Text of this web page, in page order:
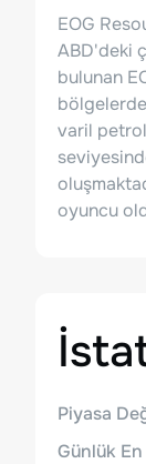
EOG
ABD'deki
bulunan
varil
oyuncu
Piyasa
Günlük